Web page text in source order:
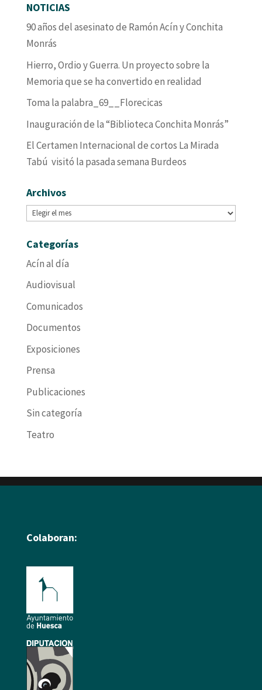
NOTICIAS
90 años del asesinato de Ramón Acín y Conchita
Monrás
Hierro, Ordio y Guerra. Un proyecto sobre la
Memoria que se ha convertido en realidad
Toma la palabra_69__Florecicas
Inauguración de la “Biblioteca Conchita Monrás”
El Certamen Internacional de cortos La Mirada
Tabú visitó la pasada semana Burdeos
Archivos
Archivos
Categorías
Acín al día
Audiovisual
Comunicados
Documentos
Exposiciones
Prensa
Publicaciones
Sin categoría
Teatro
Colaboran: